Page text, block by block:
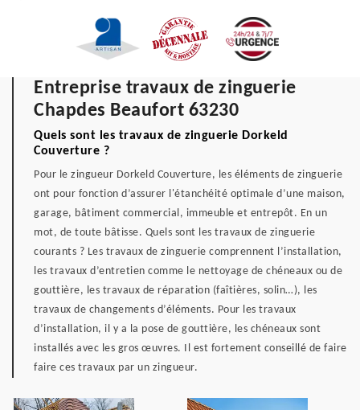
Entreprise travaux de zinguerie
Chapdes Beaufort 63230
Quels sont les travaux de zinguerie Dorkeld
Couverture ?
Pour le zingueur Dorkeld Couverture, les éléments de zinguerie
ont pour fonction d’assurer l'étanchéité optimale d’une maison,
garage, bâtiment commercial, immeuble et entrepôt. En un
mot, de toute bâtisse. Quels sont les travaux de zinguerie
courants ? Les travaux de zinguerie comprennent l’installation,
les travaux d’entretien comme le nettoyage de chéneaux ou de
gouttière, les travaux de réparation (faîtières, solin…), les
travaux de changements d’éléments. Pour les travaux
d’installation, il y a la pose de gouttière, les chéneaux sont
installés avec les gros œuvres. Il est fortement conseillé de faire
faire ces travaux par un zingueur.